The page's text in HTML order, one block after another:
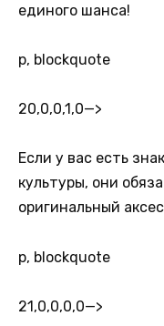
единого шанса!
p, blockquote
20,0,0,1,0—>
Если у вас есть
культуры, они
оригинальный
p, blockquote
21,0,0,0,0—>